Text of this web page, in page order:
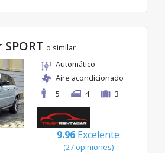
o similar
Automático
Aire acondicionado
5
4 3
9.96 Excelente
(27 opiniones)